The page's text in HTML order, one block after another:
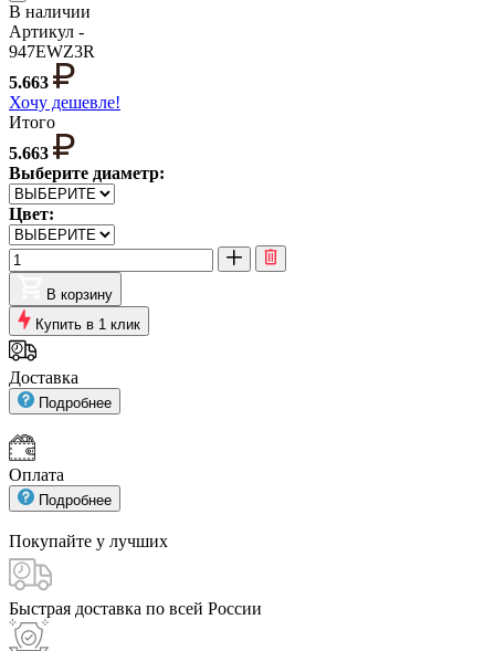
В наличии
Артикул -
947EWZ3R
5.663
Хочу дешевле!
Итого
5.663
Выберите диаметр:
Цвет:
В корзину
Купить в 1 клик
Доставка
Подробнее
Оплата
Подробнее
Покупайте у лучших
Быстрая доставка по всей России